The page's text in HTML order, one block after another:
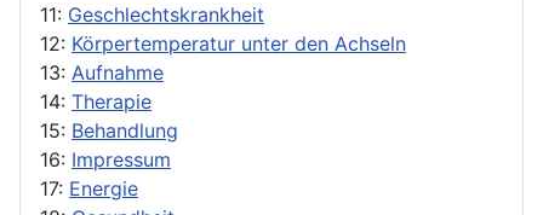
11: Geschlechtskrankheit
12: Körpertemperatur unter den Achseln
13: Aufnahme
14: Therapie
15: Behandlung
16: Impressum
17: Energie